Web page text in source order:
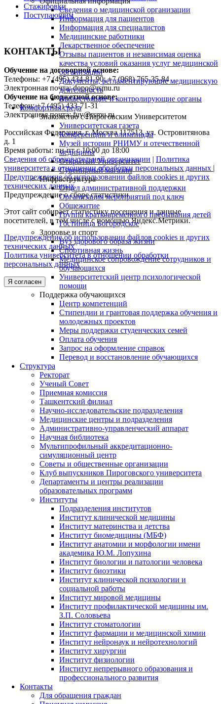
Сведения о медицинской организации
Информация для пациентов
Информация для специалистов
Медицинские работники
Лекарственное обеспечение
Отзывы пациентов и независимая оценка
качества условий оказания услуг медицинской
организации
Документы, регламентирующие медицинскую
деятельность
Вышестоящие и контролирующие органы
Комфортная среда
Знакомство с Пироговским Университетом
Университетская газета
Конференции и олимпиады
Музей истории РНИМУ и отечественной
медицины
Открытый Университет
Сувенирный магазин
Инфраструктура
Отдел административной поддержки
Организация мероприятий под ключ
Общежитие
Группа кратковременного пребывания детей
Гостиница Богородское
Здоровье и спорт
Вуз здорового образа жизни
Спортивная жизнь
Медицинское сопровождение сотрудников и
обучающихся
Университетский центр психологической
помощи
Поддержка обучающихся
Центр компетенций
Стипендии и грантовая поддержка обучения и
молодежных проектов
Меры поддержки студенческих семей
Оплата обучения
Запрос на оформление справок
Перевод и восстановление обучающихся
Структура
Ректорат
Ученый Совет
Приемная комиссия
Ташкентский филиал
Научно-исследовательские подразделения
Медицинские центры и подразделения
Административно-управленческий аппарат
Научная библиотека
Мультипрофильный аккредитационно-
симуляционный центр
Советы и общественные организации
Клуб выпускников Пироговского университета
Департаменты и центры реализации
образовательных программ
Институты
Подразделения институтов
Институт клинической медицины
Институт материнства и детства
Институт биомедицины (МБФ)
Институт анатомии и морфологии имени
академика Ю.М. Лопухина
Институт биологии и патологии человека
Институт биоэтики
Институт клинической психологии и
социальной работы
Институт мировой медицины
Институт профилактической медицины им.
З.П. Соловьева
Институт стоматологии
Институт фармации и медицинской химии
Институт нейронаук и нейротехнологий
Институт хирургии
Институт физиологии
Институт непрерывного образования и
профессионального развития
Контакты
Для обращения граждан
Стажировки
Поступающим
КОНТАКТЫ
Обучение на договорной основе:
Телефоны: +7 (495) 434-81-90; +7 (968) 765-35-84
Электронная почта: dopo@rsmu.ru
Обучение на бюджетной основе:
Телефон: +7 (495) 433-71-31
Электронная почта: fuv@rsmu.ru
Российская Федерация, г. Москва 117513, ул. Островитянова
д. 1
Время работы: пн-пт с 10:00 до 18:00
Сведения об образовательной организации | Политика
университета в отношении обработки персональных данных |
Предупреждение об использовании файлов cookies и других
технических данных
Предупреждение о сборе статистики
Этот сайт собирает статистику посещения и данные
посетителей, в том числе с помощью Яндекс.Метрики.
Предупреждение об использовании файлов cookies и других
технических данных
Политика университета в отношении обработки
персональных данных
Я согласен